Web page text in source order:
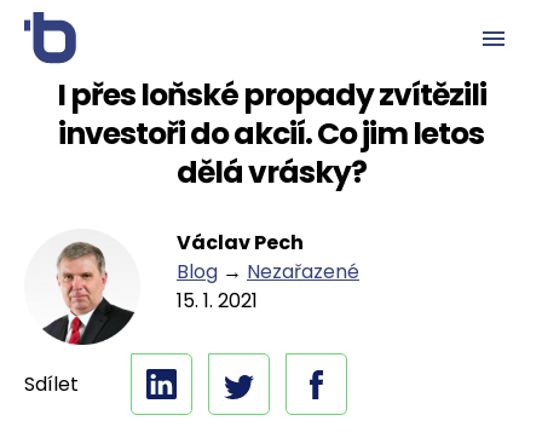
I přes loňské propady zvítězili
investoři do akcií. Co jim letos
dělá vrásky?
Václav Pech
Blog → Nezařazené
15. 1. 2021
Sdílet